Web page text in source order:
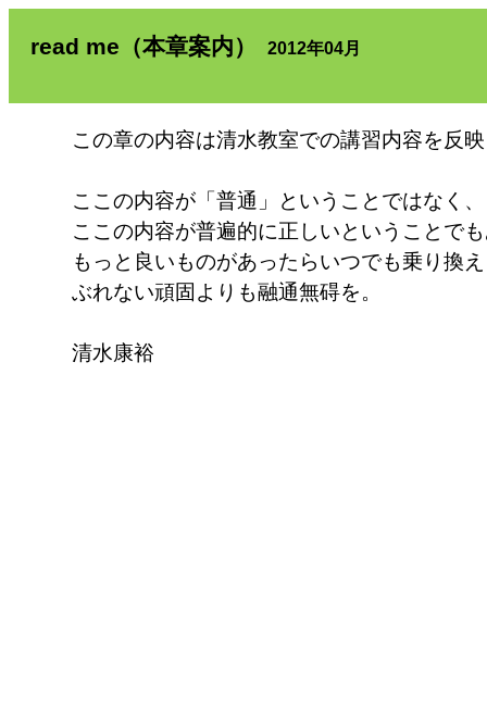
read me（本章案内） 2012年04月
この章の内容は清水教室での講習内容を反映
ここの内容が「普通」ということではなく、
ここの内容が普遍的に正しいということでも
もっと良いものがあったらいつでも乗り換え
ぶれない頑固よりも融通無碍を。
清水康裕